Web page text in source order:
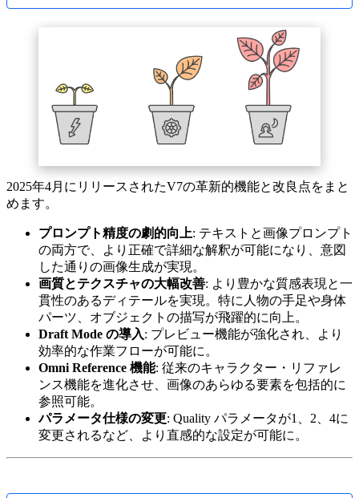
2025年4月にリリースされたV7の革新的機能と改良点をまと
めます。
プロンプト精度の劇的向上: テキストと画像プロンプト
の両方で、より正確で詳細な解釈が可能になり、意図
した通りの画像生成が実現。
画質とテクスチャの大幅改善: より豊かな質感表現と一
貫性のあるディテールを実現。特に人物の手足や身体
パーツ、オブジェクトの描写が飛躍的に向上。
Draft Mode の導入: プレビュー機能が強化され、より
効率的な作業フローが可能に。
Omni Reference 機能: 従来のキャラクター・リファレ
ンス機能を進化させ、画像のあらゆる要素を包括的に
参照可能。
パラメータ仕様の変更: Quality パラメータが1、2、4に
変更されるなど、より直感的な設定が可能に。